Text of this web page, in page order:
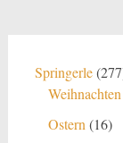
Springerle 277
Weihnachten
Ostern 1616